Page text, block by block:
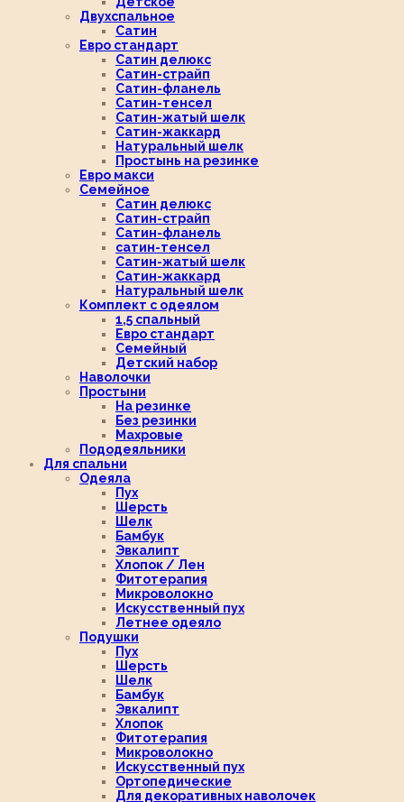
Двухспальное
Сатин
Евро стандарт
Сатин делюкс
Сатин-страйп
Сатин-фланель
Сатин-тенсел
Сатин-жатый шелк
Сатин-жаккард
Натуральный шелк
Простынь на резинке
Евро макси
Семейное
Сатин делюкс
Сатин-страйп
Сатин-фланель
сатин-тенсел
Сатин-жатый шелк
Сатин-жаккард
Натуральный шелк
Комплект с одеялом
1,5 спальный
Евро стандарт
Семейный
Детский набор
Наволочки
Простыни
На резинке
Без резинки
Махровые
Пододеяльники
Для спальни
Одеяла
Пух
Шерсть
Шелк
Бамбук
Эвкалипт
Хлопок / Лен
Фитотерапия
Микроволокно
Искусственный пух
Летнее одеяло
Подушки
Пух
Шерсть
Шелк
Бамбук
Эвкалипт
Хлопок
Фитотерапия
Микроволокно
Искусственный пух
Ортопедические
Для декоративных наволочек